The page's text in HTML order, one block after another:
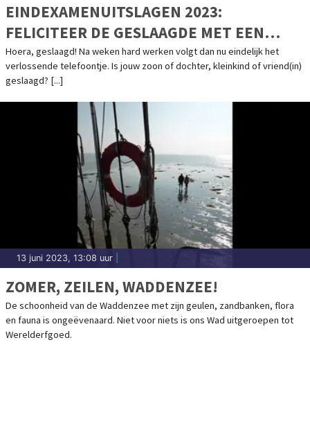
EINDEXAMENUITSLAGEN 2023:
FELICITEER DE GESLAAGDE MET EEN
KAART!
Hoera, geslaagd! Na weken hard werken volgt dan nu eindelijk het
verlossende telefoontje. Is jouw zoon of dochter, kleinkind of vriend(in)
geslaagd? [...]
13 juni 2023, 13:08 uur
ZOMER, ZEILEN, WADDENZEE!
De schoonheid van de Waddenzee met zijn geulen, zandbanken, flora
en fauna is ongeëvenaard. Niet voor niets is ons Wad uitgeroepen tot
Werelderfgoed.